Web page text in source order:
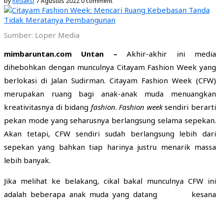
Sumber: Loper Media
mimbaruntan.com Untan –Akhir-akhir ini media
dihebohkan dengan munculnya Citayam Fashion Week yang
berlokasi di Jalan Sudirman. Citayam Fashion Week (CFW)
merupakan ruang bagi anak-anak muda menuangkan
kreativitasnya di bidang fashion. Fashion weeksendiri berarti
pekan mode yang seharusnya berlangsung selama sepekan.
Akan tetapi, CFW sendiri sudah berlangsung lebih dari
sepekan yang bahkan tiap harinya justru menarik massa
lebih banyak.
Jika melihat ke belakang, cikal bakal munculnya CFW ini
adalah beberapa anak muda yang datang kesana